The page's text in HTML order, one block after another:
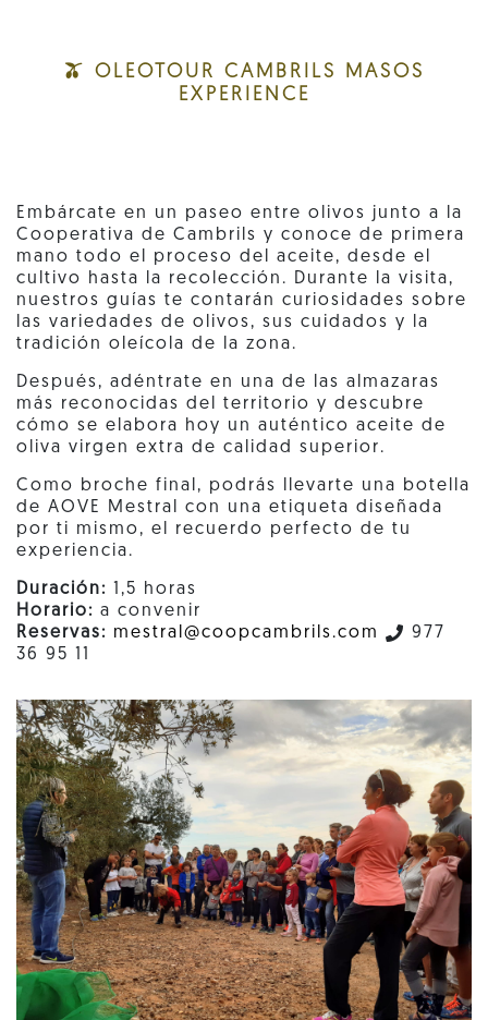
🫒 OLEOTOUR CAMBRILS MASOS
EXPERIENCE
Embárcate en un paseo entre olivos junto a la
Cooperativa de Cambrils y conoce de primera
mano todo el proceso del aceite, desde el
cultivo hasta la recolección. Durante la visita,
nuestros guías te contarán curiosidades sobre
las variedades de olivos, sus cuidados y la
tradición oleícola de la zona.
Después, adéntrate en una de las almazaras
más reconocidas del territorio y descubre
cómo se elabora hoy un auténtico aceite de
oliva virgen extra de calidad superior.
Como broche final, podrás llevarte una botella
de AOVE Mestral con una etiqueta diseñada
por ti mismo, el recuerdo perfecto de tu
experiencia.
Duración: 1,5 horas
Horario: a convenir
Reservas: mestral@coopcambrils.com
977
36 95 11